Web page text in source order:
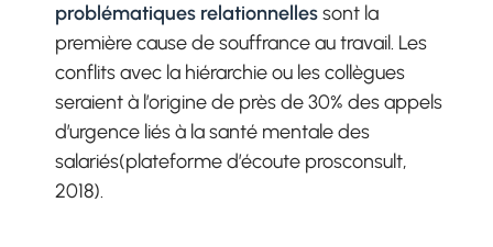
problématiques relationnellessont la
première cause de souffrance au travail. Les
conflits avec la hiérarchie ou les collègues
seraient à l’origine de près de 30% des appels
d’urgence liés à la santé mentale des
salariés(plateforme d’écoute prosconsult,
2018).